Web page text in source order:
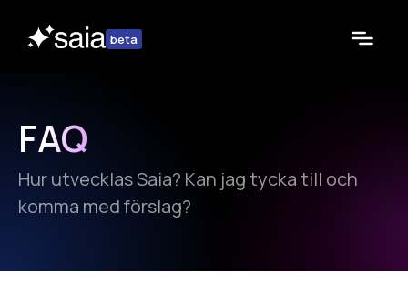
beta
FAQ
Hur utvecklas Saia? Kan jag tycka till och
komma med förslag?